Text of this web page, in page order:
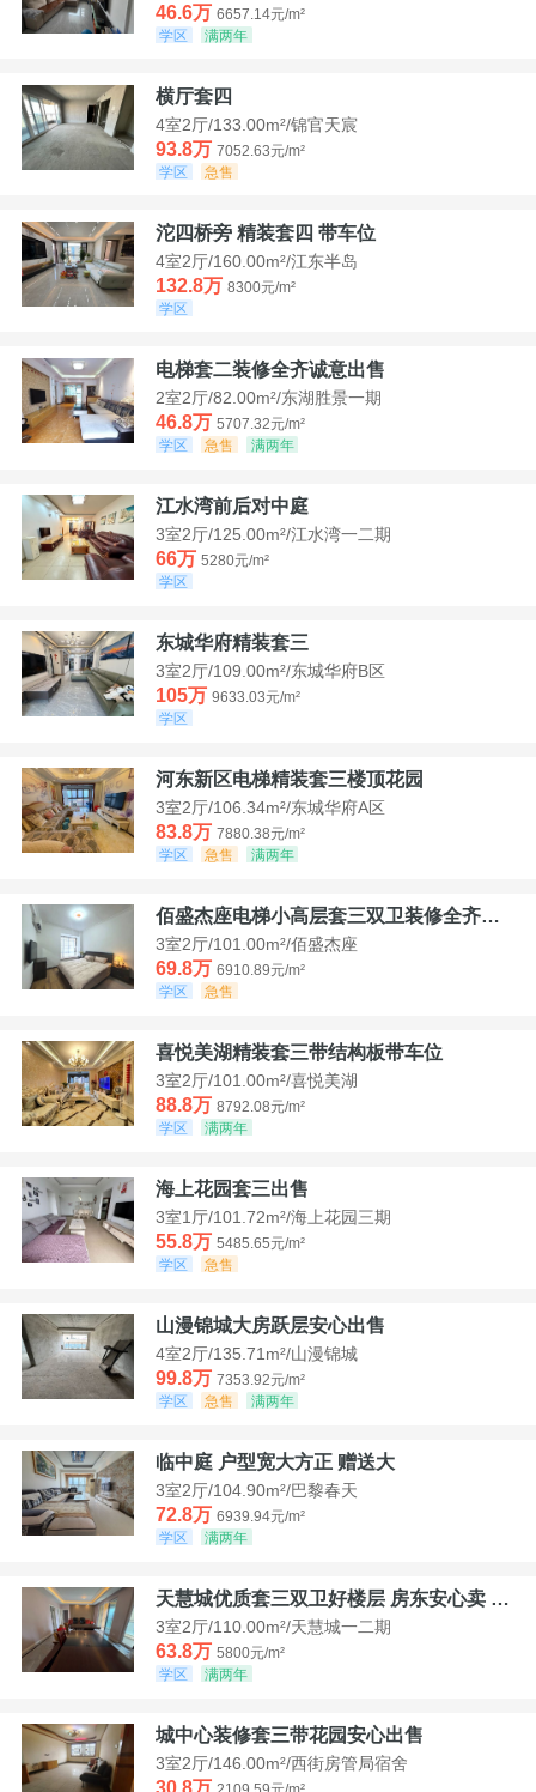
46.6万 6657.14元/m²
学区
满两年
横厅套四
4室2厅/133.00m²/锦官天宸
93.8万 7052.63元/m²
学区
急售
沱四桥旁 精装套四 带车位
4室2厅/160.00m²/江东半岛
132.8万 8300元/m²
学区
电梯套二装修全齐诚意出售
2室2厅/82.00m²/东湖胜景一期
46.8万 5707.32元/m²
学区
急售 满两年
江水湾前后对中庭
3室2厅/125.00m²/江水湾一二期
66万 5280元/m²
学区
东城华府精装套三
3室2厅/109.00m²/东城华府B区
105万 9633.03元/m²
学区
河东新区电梯精装套三楼顶花园
3室2厅/106.34m²/东城华府A区
83.8万 7880.38元/m²
学区
急售 满两年
佰盛杰座电梯小高层套三双卫装修全齐诚意出售
3室2厅/101.00m²/佰盛杰座
69.8万 6910.89元/m²
学区
急售
喜悦美湖精装套三带结构板带车位
3室2厅/101.00m²/喜悦美湖
88.8万 8792.08元/m²
学区
满两年
海上花园套三出售
3室1厅/101.72m²/海上花园三期
55.8万 5485.65元/m²
学区
急售
山漫锦城大房跃层安心出售
4室2厅/135.71m²/山漫锦城
99.8万 7353.92元/m²
学区
急售 满两年
临中庭 户型宽大方正 赠送大
3室2厅/104.90m²/巴黎春天
72.8万 6939.94元/m²
学区
满两年
天慧城优质套三双卫好楼层 房东安心卖 价格好谈
3室2厅/110.00m²/天慧城一二期
63.8万 5800元/m²
学区
满两年
城中心装修套三带花园安心出售
3室2厅/146.00m²/西街房管局宿舍
30.8万